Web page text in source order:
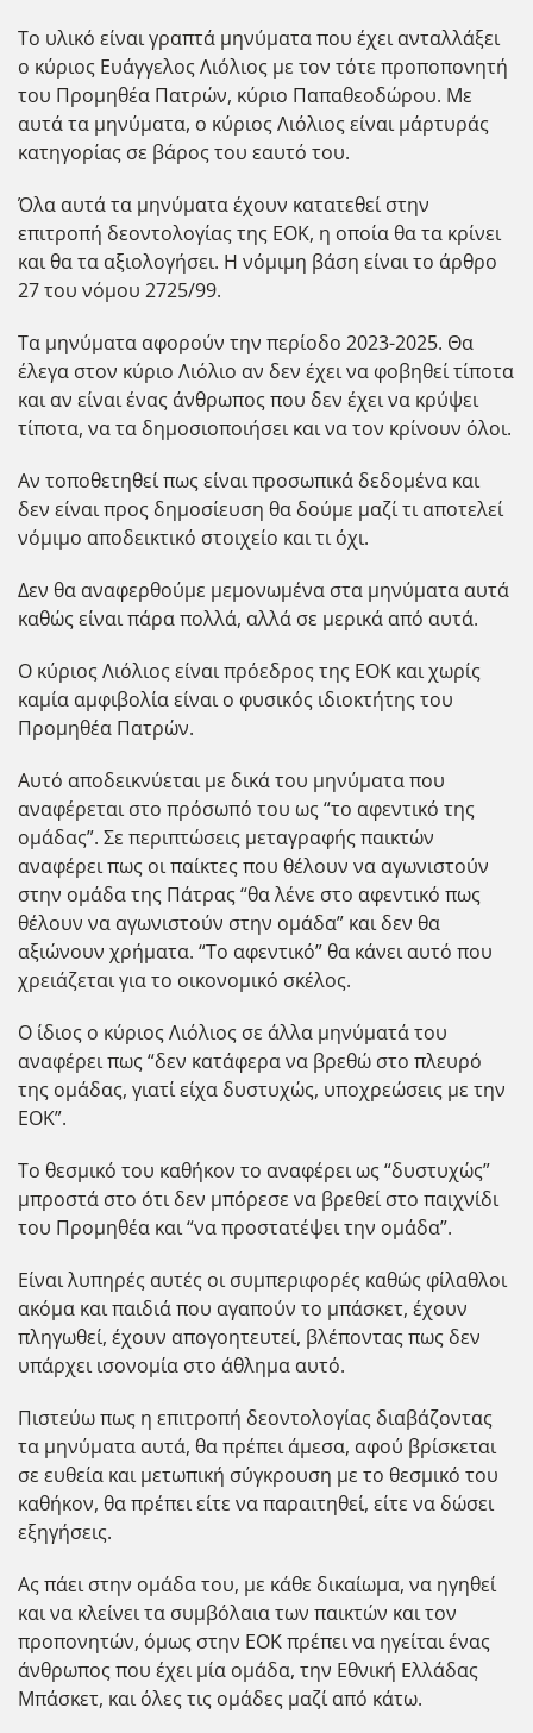
Το υλικό είναι γραπτά μηνύματα που έχει ανταλλάξει
ο κύριος Ευάγγελος Λιόλιος με τον τότε προποπονητή
του Προμηθέα Πατρών, κύριο Παπαθεοδώρου. Με
αυτά τα μηνύματα, ο κύριος Λιόλιος είναι μάρτυράς
κατηγορίας σε βάρος του εαυτό του.
Όλα αυτά τα μηνύματα έχουν κατατεθεί στην
επιτροπή δεοντολογίας της ΕΟΚ, η οποία θα τα κρίνει
και θα τα αξιολογήσει. Η νόμιμη βάση είναι το άρθρο
27 του νόμου 2725/99.
Τα μηνύματα αφορούν την περίοδο 2023-2025. Θα
έλεγα στον κύριο Λιόλιο αν δεν έχει να φοβηθεί τίποτα
και αν είναι ένας άνθρωπος που δεν έχει να κρύψει
τίποτα, να τα δημοσιοποιήσει και να τον κρίνουν όλοι.
Αν τοποθετηθεί πως είναι προσωπικά δεδομένα και
δεν είναι προς δημοσίευση θα δούμε μαζί τι αποτελεί
νόμιμο αποδεικτικό στοιχείο και τι όχι.
Δεν θα αναφερθούμε μεμονωμένα στα μηνύματα αυτά
καθώς είναι πάρα πολλά, αλλά σε μερικά από αυτά.
Ο κύριος Λιόλιος είναι πρόεδρος της ΕΟΚ και χωρίς
καμία αμφιβολία είναι ο φυσικός ιδιοκτήτης του
Προμηθέα Πατρών.
Αυτό αποδεικνύεται με δικά του μηνύματα που
αναφέρεται στο πρόσωπό του ως “το αφεντικό της
ομάδας”. Σε περιπτώσεις μεταγραφής παικτών
αναφέρει πως οι παίκτες που θέλουν να αγωνιστούν
στην ομάδα της Πάτρας “θα λένε στο αφεντικό πως
θέλουν να αγωνιστούν στην ομάδα” και δεν θα
αξιώνουν χρήματα. “Το αφεντικό” θα κάνει αυτό που
χρειάζεται για το οικονομικό σκέλος.
Ο ίδιος ο κύριος Λιόλιος σε άλλα μηνύματά του
αναφέρει πως “δεν κατάφερα να βρεθώ στο πλευρό
της ομάδας, γιατί είχα δυστυχώς, υποχρεώσεις με την
ΕΟΚ”.
Το θεσμικό του καθήκον το αναφέρει ως “δυστυχώς”
μπροστά στο ότι δεν μπόρεσε να βρεθεί στο παιχνίδι
του Προμηθέα και “να προστατέψει την ομάδα”.
Είναι λυπηρές αυτές οι συμπεριφορές καθώς φίλαθλοι
ακόμα και παιδιά που αγαπούν το μπάσκετ, έχουν
πληγωθεί, έχουν απογοητευτεί, βλέποντας πως δεν
υπάρχει ισονομία στο άθλημα αυτό.
Πιστεύω πως η επιτροπή δεοντολογίας διαβάζοντας
τα μηνύματα αυτά, θα πρέπει άμεσα, αφού βρίσκεται
σε ευθεία και μετωπική σύγκρουση με το θεσμικό του
καθήκον, θα πρέπει είτε να παραιτηθεί, είτε να δώσει
εξηγήσεις.
Ας πάει στην ομάδα του, με κάθε δικαίωμα, να ηγηθεί
και να κλείνει τα συμβόλαια των παικτών και τον
προπονητών, όμως στην ΕΟΚ πρέπει να ηγείται ένας
άνθρωπος που έχει μία ομάδα, την Εθνική Ελλάδας
Μπάσκετ, και όλες τις ομάδες μαζί από κάτω.